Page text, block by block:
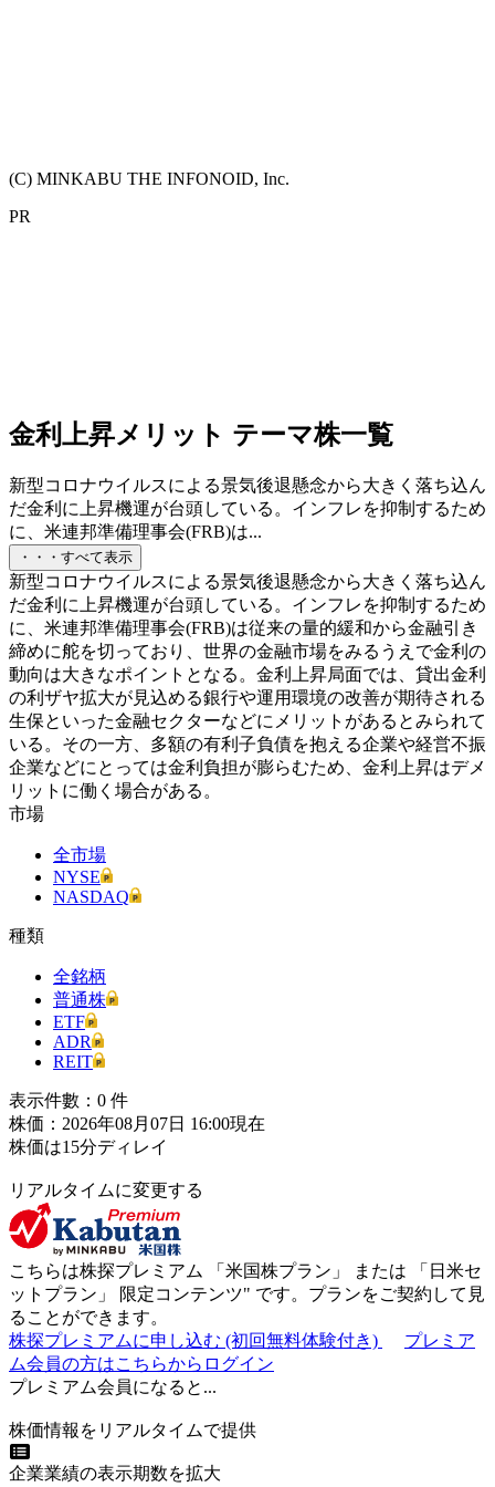
(C) MINKABU THE INFONOID, Inc.
PR
金利上昇メリット テーマ株一覧
新型コロナウイルスによる景気後退懸念から大きく落ち込ん
だ金利に上昇機運が台頭している。インフレを抑制するため
に、米連邦準備理事会(FRB)は...
・・・すべて表示
新型コロナウイルスによる景気後退懸念から大きく落ち込ん
だ金利に上昇機運が台頭している。インフレを抑制するため
に、米連邦準備理事会(FRB)は従来の量的緩和から金融引き
締めに舵を切っており、世界の金融市場をみるうえで金利の
動向は大きなポイントとなる。金利上昇局面では、貸出金利
の利ザヤ拡大が見込める銀行や運用環境の改善が期待される
生保といった金融セクターなどにメリットがあるとみられて
いる。その一方、多額の有利子負債を抱える企業や経営不振
企業などにとっては金利負担が膨らむため、金利上昇はデメ
リットに働く場合がある。
市場
全市場
NYSE
NASDAQ
種類
全銘柄
普通株
ETF
ADR
REIT
表示件數： 0 件
株価：2026年08月07日 16:00現在
株価は15分ディレイ
リアルタイムに変更する
こちらは株探プレミアム 「 米国株プラン 」 または 「 日米セ
ットプラン 」 限定コンテンツ" です。プランをご契約して見
ることができます。
株探プレミアムに申し込む (初回無料体験付き)
プレミア
ム会員の方はこちらからログイン
プレミアム会員になると...
株価情報をリアルタイムで提供
企業業績の表示期数を拡大